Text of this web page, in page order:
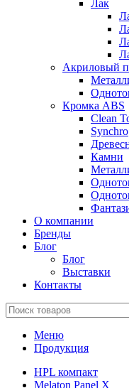
Лак
Акриловый
Кромка ABS
Clean
Synchro
Камни
О компании
Бренды
Блог
Блог
Выставки
Контакты
Меню
Продукция
HPL компакт
Melaton Panel X